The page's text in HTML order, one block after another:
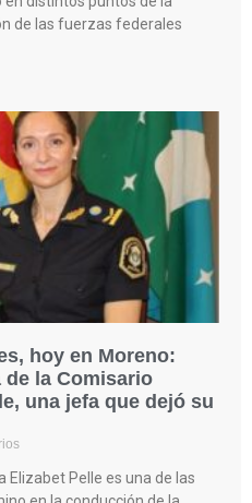
de las fuerzas federales
hoy en Moreno:
de la Comisario
una jefa que dejó su
Elizabet Pelle es una de las